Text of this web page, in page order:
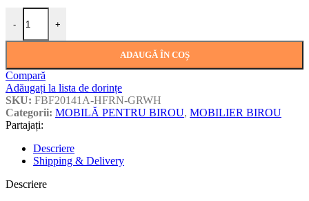
-
Cantitate Fotoliu Birou F-20141 A Grey+White Frame
+
ADAUGĂ ÎN COȘ
Compară
Adăugați la lista de dorințe
SKU: FBF20141A-HFRN-GRWH
Categorii: MOBILĂ PENTRU BIROU, MOBILIER BIROU
Partajați:
Descriere
Shipping & Delivery
Descriere